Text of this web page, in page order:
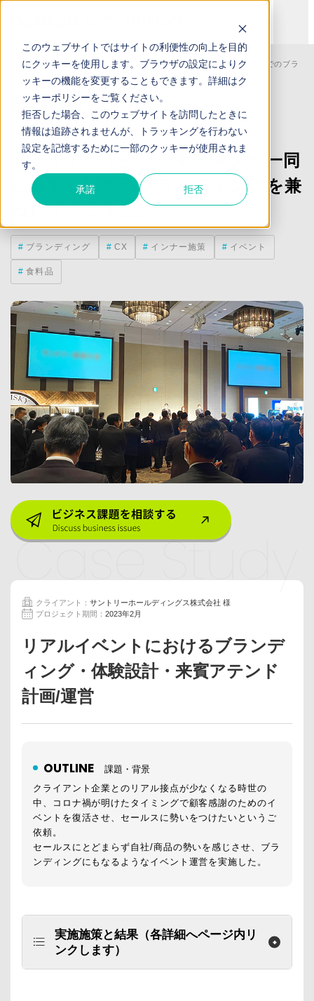
このウェブサイトではサイトの利便性の向上を目的
にクッキーを使用します。ブラウザの設定によりク
ッキーの機能を変更することもできます。詳細はク
ッキーポリシーをご覧ください。
拒否した場合、このウェブサイトを訪問したときに
情報は追跡されませんが、トラッキングを行わない
設定を記憶するために一部のクッキーが使用されま
す。
承諾 拒否
TOP 事例紹介 クライアント企業のキーマンが一同に会する場でのブラン
酒類メーカー
ToBクライアント招待イベント運営
クライアント企業のキーマンが一同
に会する場でのブランディングを兼
ねたイベント設計
ブランディング CX インナー施策 イベント
食料品
クライアント： サントリーホールディングス株式会社 様
プロジェクト期間： 2023年2月
リアルイベントにおけるブランデ
ィング・体験設計・来賓アテンド
計画/運営
OUTLINE
課題・背景
クライアント企業とのリアル接点が少なくなる時世の
中、コロナ禍が明けたタイミングで顧客感謝のためのイ
ベントを復活させ、セールスに勢いをつけたいというご
依頼。
セールスにとどまらず自社/商品の勢いを感じさせ、ブラ
ンディングにもなるようなイベント運営を実施した。
実施施策と結果（各詳細へページ内リ
ンクします）